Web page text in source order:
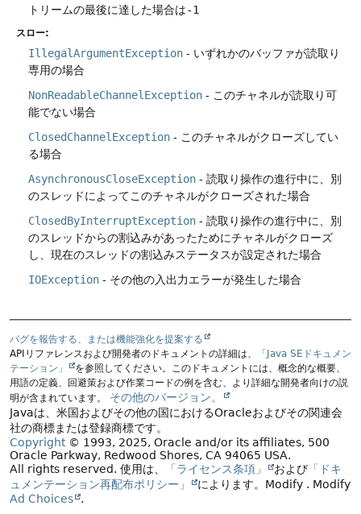
トリームの最後に達した場合は-1
スロー:
IllegalArgumentException - いずれかのバッファが読取り
専用の場合
NonReadableChannelException - このチャネルが読取り可
能でない場合
ClosedChannelException - このチャネルがクローズしてい
る場合
AsynchronousCloseException - 読取り操作の進行中に、別
のスレッドによってこのチャネルがクローズされた場合
ClosedByInterruptException - 読取り操作の進行中に、別
のスレッドからの割込みがあったためにチャネルがクローズ
し、現在のスレッドの割込みステータスが設定された場合
IOException - その他の入出力エラーが発生した場合
バグを報告する、または機能強化を提案する
APIリファレンスおよび開発者のドキュメントの詳細は、
「Java SEドキュメン
テーション」
を参照してください。このドキュメントには、概念的な概要、
用語の定義、回避策および作業コードの例を含む、より詳細な開発者向けの説
明が含まれています。
その他のバージョン。
Javaは、米国およびその他の国におけるOracleおよびその関連会
社の商標または登録商標です。
Copyright© 1993, 2025, Oracle and/or its affiliates, 500
Oracle Parkway, Redwood Shores, CA 94065 USA.
All rights reserved. 使用は、 「ライセンス条項」 および 「ドキ
ュメンテーション再配布ポリシー」
によります。 Modify . Modify
Ad Choices
.